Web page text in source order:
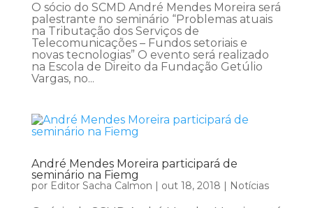
O sócio do SCMD André Mendes Moreira será
palestrante no seminário “Problemas atuais
na Tributação dos Serviços de
Telecomunicações – Fundos setoriais e
novas tecnologias” O evento será realizado
na Escola de Direito da Fundação Getúlio
Vargas, no...
André Mendes Moreira participará de
seminário na Fiemg
por Editor Sacha Calmon out 18, 2018 Notícias